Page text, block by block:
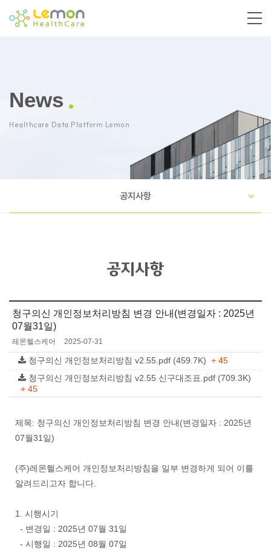
News
Healthcare Data Platform Lemon
공지사항
공지사항
청구의신 개인정보처리방침 변경 안내(변경일자 : 2025년
07월31일)
레몬헬스케어 2025-07-31
청구의신 개인정보처리방침 v2.55.pdf (459.7K) + 45
청구의신 개인정보처리방침 v2.55 신구대조표.pdf (709.3K)
+ 45
제목: 청구의신 개인정보처리방침 변경 안내(변경일자 : 2025년
07월31일)
(주)레몬헬스케어 개인정보처리방침을 일부 변경하게 되어 이를
알려드리고자 합니다.
1. 시행시기
- 변경일 : 2025년 07월 31일
- 시행일 : 2025년 08월 07일